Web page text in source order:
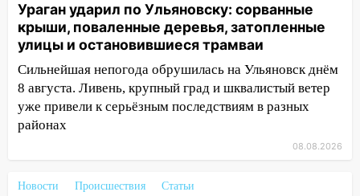
07:50 Какая погоды будет днем 8
августа
06:45
Императорский мост в
Ульяновске останется закрытым до
утра 10 августа
05:18
встреча
Ураган ударил по Ульяновску: сорванные
крыши, поваленные деревья, затопленные
улицы и остановившиеся трамваи
Сильнейшая непогода обрушилась на Ульяновск днём
8 августа. Ливень, крупный град и шквалистый ветер
уже привели к серьёзным последствиям в разных
районах
08.08.2026
Новости Происшествия
Статьи